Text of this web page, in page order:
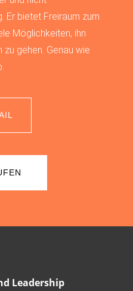
Er bietet Freiraum zum
Möglichkeiten, ihn
gehen. Genau wie
Leadership